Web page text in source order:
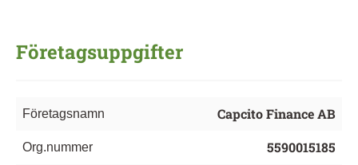
Företagsuppgifter
Företagsnamn Capcito Finance AB
Org.nummer 5590015185